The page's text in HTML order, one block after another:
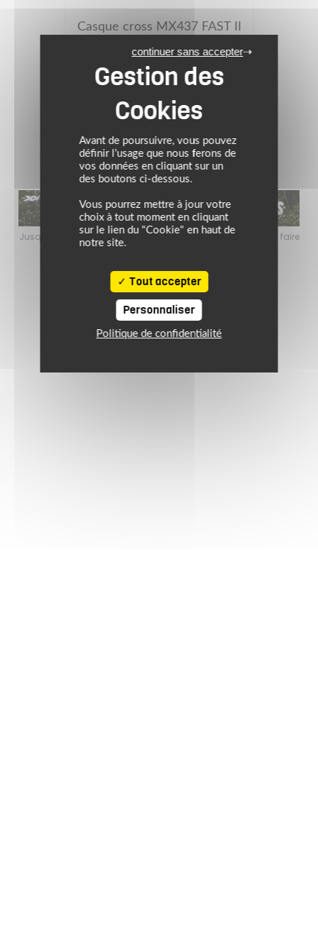
Casque cross MX437 FAST II
119.00 €
(1)
l’ambiance estivale pour faire
l’équipement motard !
Jusqu’au 24 août 2026, profitez de
Avant de poursuivre, vous pouvez
définir l’usage que nous ferons de
vos données en cliquant sur un
des boutons ci-dessous.
Vous pourrez mettre à jour votre
choix à tout moment en cliquant
sur le lien du "Cookie" en haut de
notre site.
Tout accepter
continuer sans accepter
Personnaliser
Politique de confidentialité